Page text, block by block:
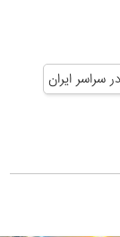
سراسر ایران